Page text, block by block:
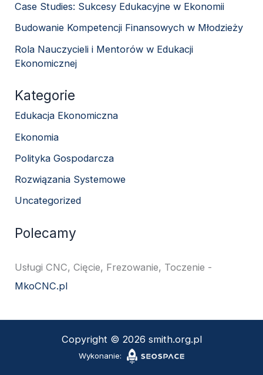
Case Studies: Sukcesy Edukacyjne w Ekonomii
Budowanie Kompetencji Finansowych w Młodzieży
Rola Nauczycieli i Mentorów w Edukacji
Ekonomicznej
Kategorie
Edukacja Ekonomiczna
Ekonomia
Polityka Gospodarcza
Rozwiązania Systemowe
Uncategorized
Polecamy
Usługi CNC, Cięcie, Frezowanie, Toczenie -
MkoCNC.pl
Copyright © 2026 smith.org.pl
Wykonanie: